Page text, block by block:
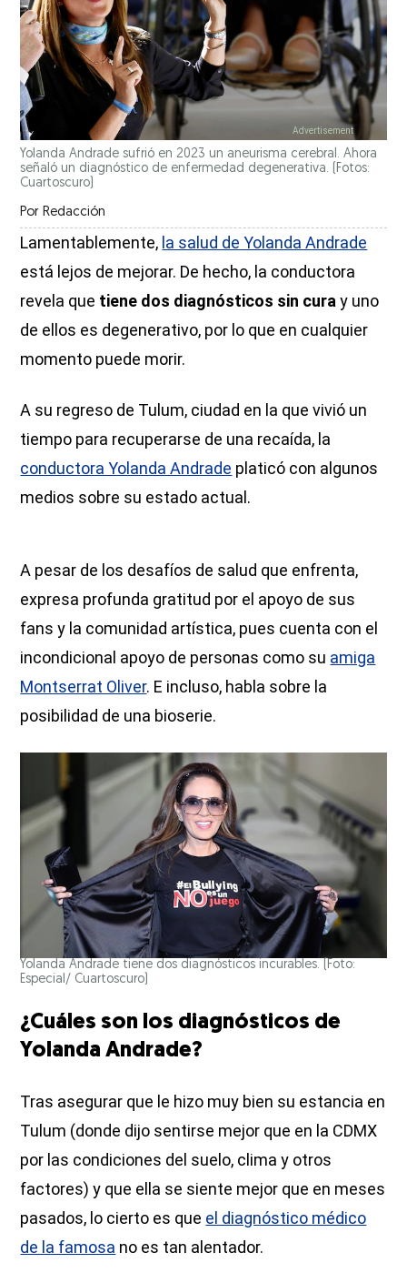
Yolanda Andrade sufrió en 2023 un aneurisma cerebral. Ahora
señaló un diagnóstico de enfermedad degenerativa. (Fotos:
Cuartoscuro)
Por Redacción
Lamentablemente, la salud de Yolanda Andrade
está lejos de mejorar. De hecho, la conductora
revela que tiene dos diagnósticos sin cura y uno
de ellos es degenerativo, por lo que en cualquier
momento puede morir.
A su regreso de Tulum, ciudad en la que vivió un
tiempo para recuperarse de una recaída, la
conductora Yolanda Andrade platicó con algunos
medios sobre su estado actual.
A pesar de los desafíos de salud que enfrenta,
expresa profunda gratitud por el apoyo de sus
fans y la comunidad artística, pues cuenta con el
incondicional apoyo de personas como su amiga
Montserrat Oliver. E incluso, habla sobre la
posibilidad de una bioserie.
Yolanda Andrade tiene dos diagnósticos incurables. (Foto:
Especial/ Cuartoscuro)
¿Cuáles son los diagnósticos de
Yolanda Andrade?
Tras asegurar que le hizo muy bien su estancia en
Tulum (donde dijo sentirse mejor que en la CDMX
por las condiciones del suelo, clima y otros
factores) y que ella se siente mejor que en meses
pasados, lo cierto es que el diagnóstico médico
de la famosa no es tan alentador.